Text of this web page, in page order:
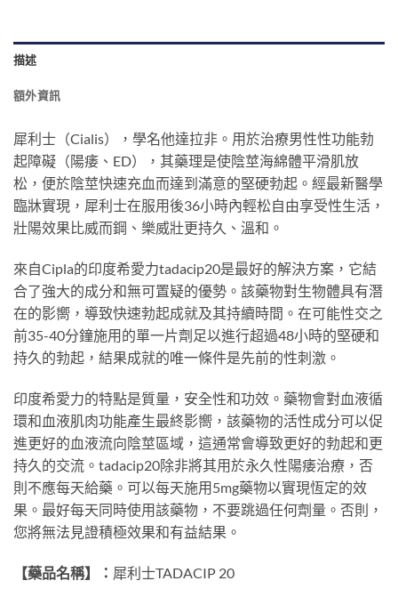
描述
額外資訊
犀利士（Cialis），學名他達拉非。用於治療男性性功能勃
起障礙（陽痿、ED），其藥理是使陰莖海綿體平滑肌放
松，便於陰莖快速充血而達到滿意的堅硬勃起。經最新醫學
臨牀實現，犀利士在服用後36小時內輕松自由享受性生活，
壯陽效果比威而鋼、樂威壯更持久、溫和。
來自Cipla的印度希愛力tadacip20是最好的解決方案，它結
合了強大的成分和無可置疑的優勢。該藥物對生物體具有潛
在的影嚮，導致快速勃起成就及其持續時間。在可能性交之
前35-40分鐘施用的單一片劑足以進行超過48小時的堅硬和
持久的勃起，結果成就的唯一條件是先前的性刺激。
印度希愛力的特點是質量，安全性和功效。藥物會對血液循
環和血液肌肉功能產生最終影嚮，該藥物的活性成分可以促
進更好的血液流向陰莖區域，這通常會導致更好的勃起和更
持久的交流。tadacip20除非將其用於永久性陽痿治療，否
則不應每天給藥。可以每天施用5mg藥物以實現恆定的效
果。最好每天同時使用該藥物，不要跳過任何劑量。否則，
您將無法見證積極效果和有益結果。
【藥品名稱】： 犀利士TADACIP 20